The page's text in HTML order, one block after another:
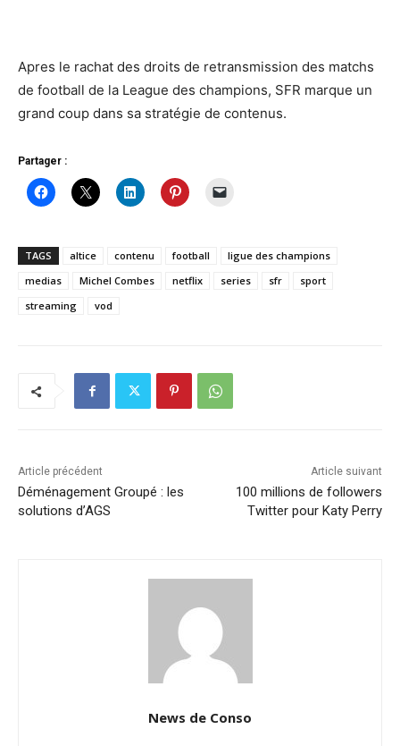
Apres le rachat des droits de retransmission des matchs
de football de la League des champions, SFR marque un
grand coup dans sa stratégie de contenus.
Partager :
TAGS altice contenu football
ligue des champions
medias
Michel Combes netflix series sfr
sport
streaming
vod
Article précédent
Déménagement Groupé : les
solutions d’AGS
Article suivant
100 millions de followers
Twitter pour Katy Perry
News de Conso